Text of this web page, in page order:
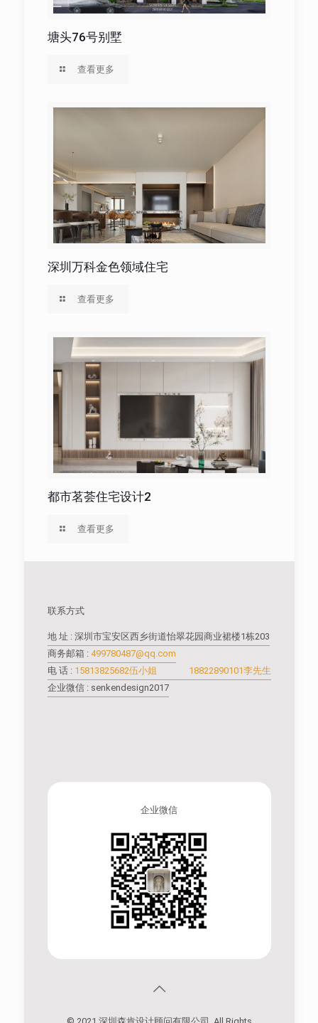
塘头76号别墅
查看更多
深圳万科金色领域住宅
查看更多
都市茗荟住宅设计2
查看更多
联系方式
地 址 : 深圳市宝安区西乡街道怡翠花园商业裙楼1栋203
商务邮箱 : 499780487@qq.com
电 话 : 15813825682伍小姐
18822890101李先生
企业微信 : senkendesign2017
企业微信